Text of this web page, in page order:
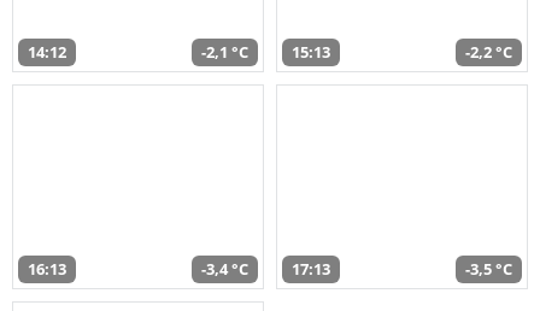
14:12 -2,1 °C 15:13 -2,2 °C
16:13 -3,4 °C 17:13 -3,5 °C